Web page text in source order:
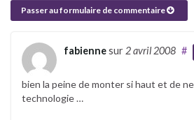
Passer au formulaire de commentaire
fabiennesur 2 avril 2008 #
bien la peine de monter si haut et de
technologie …